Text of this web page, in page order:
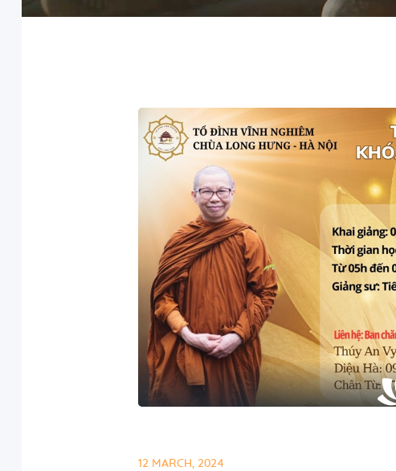
12 MARCH, 2024